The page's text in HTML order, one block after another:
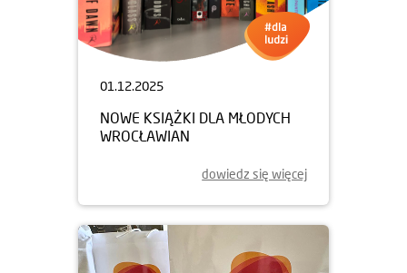
01.12.2025
NOWE KSIĄŻKI DLA MŁODYCH
WROCŁAWIAN
dowiedz się więcej